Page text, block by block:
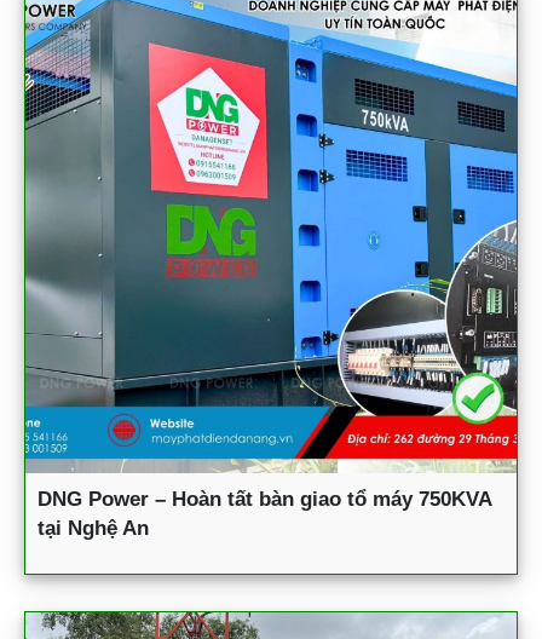
DNG Power – Hoàn tất bàn giao tổ máy 750KVA
tại Nghệ An